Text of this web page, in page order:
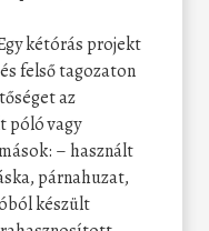
kétórás projekt
felső tagozaton
az
póló vagy
– használt
párnahuzat,
készült